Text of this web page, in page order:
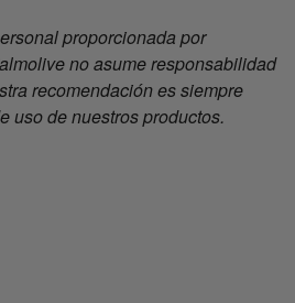
proporcionada por
no asume responsabilidad
recomendación es siempre
uso de nuestros productos.